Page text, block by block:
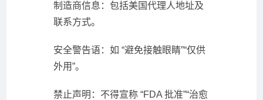
制造商信息：包括美国代理人地址及
联系方式。
安全警告语：如 “避免接触眼睛”“仅供
外用”。
禁止声明：不得宣称 “FDA 批准”“治愈